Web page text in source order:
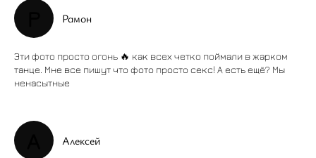
Рамон
Эти фото просто огонь 🔥 как всех четко поймали в жарком
танце. Мне все пишут что фото просто секс! А есть ещё? Мы
ненасытные
Алексей